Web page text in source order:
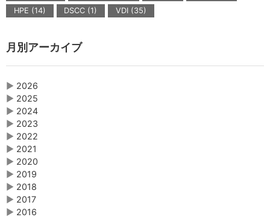
HPE (14)
DSCC (1) VDI (35)
月別アーカイブ
▶ 2026
▶ 2025
▶ 2024
▶ 2023
▶ 2022
▶ 2021
▶ 2020
▶ 2019
▶ 2018
▶ 2017
▶ 2016